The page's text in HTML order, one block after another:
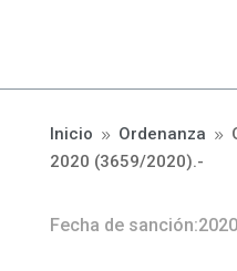
Inicio 9 Ordenanza 9
2020 (3659/2020).-
Fecha de